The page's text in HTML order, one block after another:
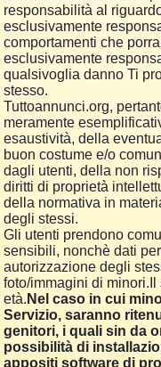
responsabilità al
esclusivamente
comportamenti che
esclusivamente
qualsivoglia danno Ti
stesso.
Tuttoannunci.org,
meramente
esaustività, della
buon costume e/o
dagli utenti, della non
diritti di proprietà
della normativa in
degli stessi.
Gli utenti prendono
sensibili, nonchè dati
autorizzazione degli
foto/immagini di
età. Nel caso in cui
Servizio, saranno
genitori, i quali sin da
possibilità di
appositi software di